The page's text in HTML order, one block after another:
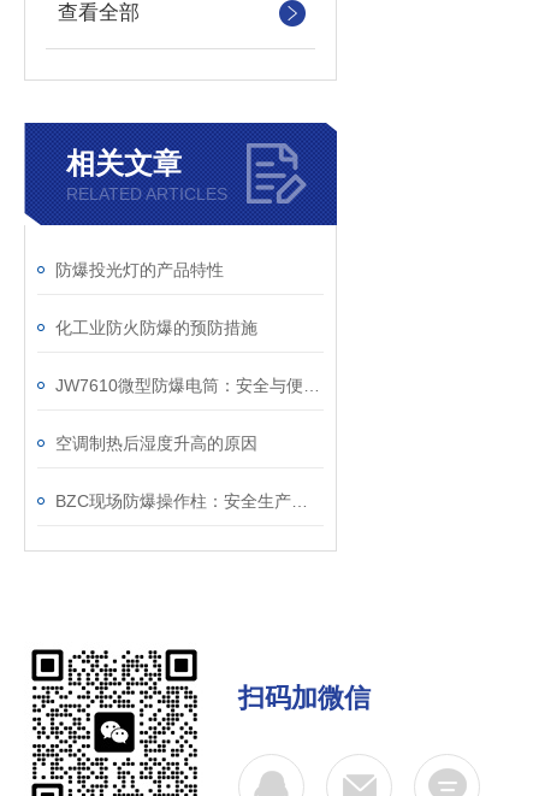
查看全部
相关文章
RELATED ARTICLES
防爆投光灯的产品特性
化工业防火防爆的预防措施
空调制热后湿度升高的原因
扫码加微信